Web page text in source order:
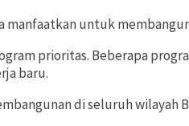
manfaatkan untuk
prioritas. Beberapa
baru.
di seluruh wilayah